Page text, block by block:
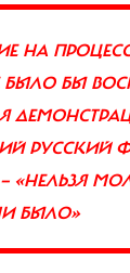
НА ПРОЦЕССЕ
БЫЛО БЫ
РУССКИЙ
«НЕЛЬЗЯ
БЫЛО»